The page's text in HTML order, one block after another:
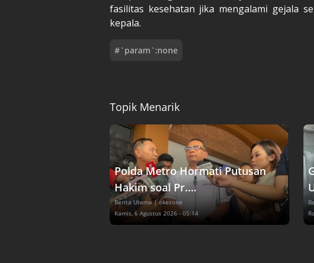
fasilitas kesehatan jika mengalami gejala
kepala.
#`param`:none
Topik Menarik
Polda Metro Hormati Putusan
Hakim soal Pr....
Berita Utama | okezone
Kamis, 6 Agustus 2026 - 05:14